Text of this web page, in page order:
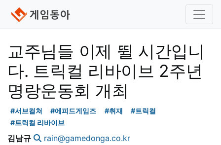
교주님들 이제 뛸 시간입니
다. 트릭컬 리바이브 2주년
명랑운동회 개최
#서브컬쳐 #에피드게임즈 #취재
#트릭컬
#트릭컬 리바이브
김남규 rain@gamedonga.co.kr